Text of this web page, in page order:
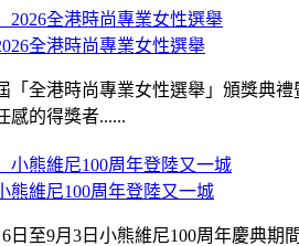
全港時尚專業女性選舉
「全港時尚專業女性選舉」頒獎典
感的得獎者......
熊維尼100周年登陸又一城
日至9月3日小熊維尼100周年慶典